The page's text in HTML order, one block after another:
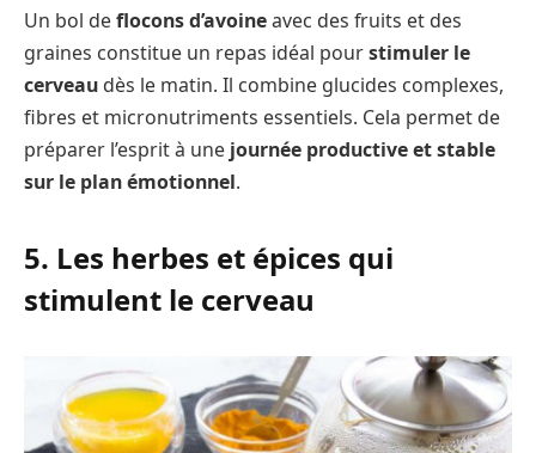
Un bol deflocons d’avoineavec des fruits et des
graines constitue un repas idéal pourstimuler le
cerveau dès le matin. Il combine glucides complexes,
fibres et micronutriments essentiels. Cela permet de
préparer l’esprit à une journée productive et stable
sur le plan émotionnel.
5. Les herbes et épices qui
stimulent le cerveau